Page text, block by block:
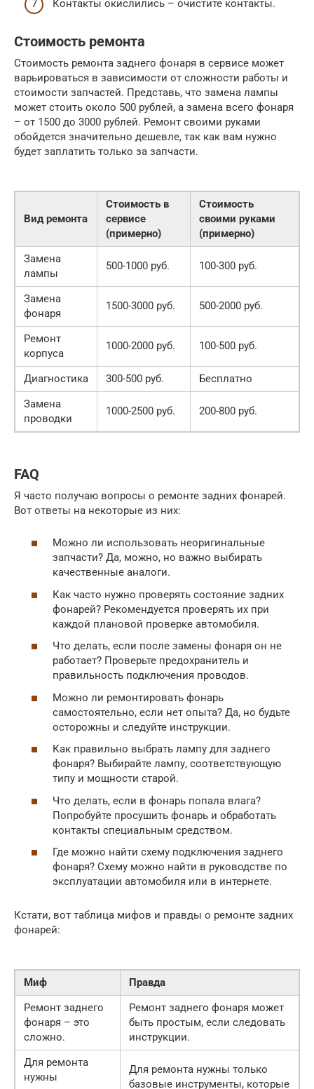
Контакты окислились – очистите контакты.
Стоимость ремонта
Стоимость ремонта заднего фонаря в сервисе может
варьироваться в зависимости от сложности работы и
стоимости запчастей. Представь, что замена лампы
может стоить около 500 рублей, а замена всего фонаря
– от 1500 до 3000 рублей. Ремонт своими руками
обойдется значительно дешевле, так как вам нужно
будет заплатить только за запчасти.
Вид ремонта
Стоимость в
сервисе
(примерно)
Стоимость
своими руками
(примерно)
Замена
лампы
500-1000 руб. 100-300 руб.
Замена
фонаря
1500-3000 руб. 500-2000 руб.
Ремонт
корпуса
1000-2000 руб. 100-500 руб.
Диагностика 300-500 руб.
Бесплатно
Замена
проводки
1000-2500 руб. 200-800 руб.
FAQ
Я часто получаю вопросы о ремонте задних фонарей.
Вот ответы на некоторые из них:
Можно ли использовать неоригинальные
запчасти? Да, можно, но важно выбирать
качественные аналоги.
Как часто нужно проверять состояние задних
фонарей? Рекомендуется проверять их при
каждой плановой проверке автомобиля.
Что делать, если после замены фонаря он не
работает? Проверьте предохранитель и
правильность подключения проводов.
Можно ли ремонтировать фонарь
самостоятельно, если нет опыта? Да, но будьте
осторожны и следуйте инструкции.
Как правильно выбрать лампу для заднего
фонаря? Выбирайте лампу, соответствующую
типу и мощности старой.
Что делать, если в фонарь попала влага?
Попробуйте просушить фонарь и обработать
контакты специальным средством.
Где можно найти схему подключения заднего
фонаря? Схему можно найти в руководстве по
эксплуатации автомобиля или в интернете.
Кстати, вот таблица мифов и правды о ремонте задних
фонарей:
Миф
Правда
Ремонт заднего
фонаря – это
сложно.
Ремонт заднего фонаря может
быть простым, если следовать
инструкции.
Для ремонта
нужны
Для ремонта нужны только
базовые инструменты, которые